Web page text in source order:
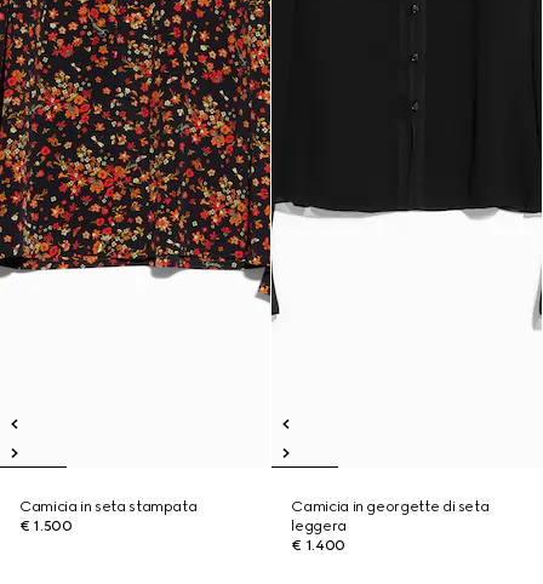
Camicia in seta stampata
€ 1.500
Camicia in georgette di seta
leggera
€ 1.400